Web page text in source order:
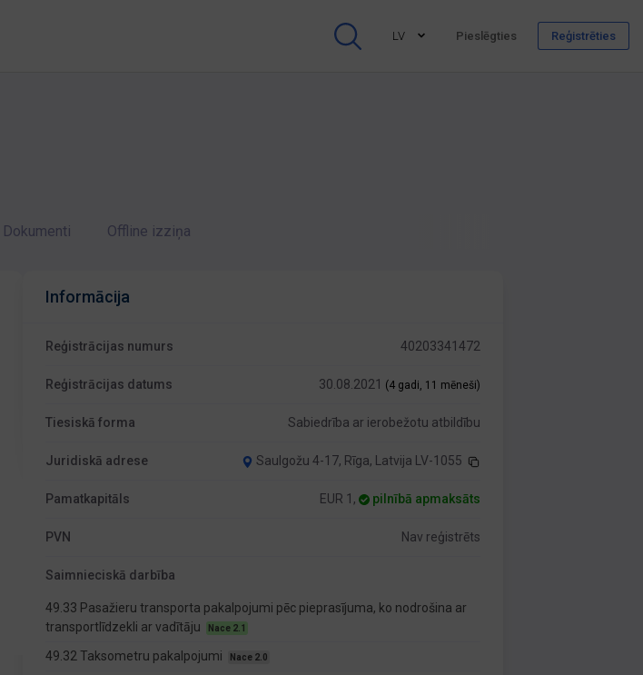
LV Pieslēgties Reģistrēties
Dokumenti Offline izziņa
Informācija
Reģistrācijas numurs 40203341472
Reģistrācijas datums 30.08.2021 (4 gadi, 11 mēneši)
Tiesiskā forma Sabiedrība ar ierobežotu atbildību
Juridiskā adrese Saulgožu 4-17, Rīga, Latvija LV-1055
Pamatkapitāls EUR 1, pilnībā apmaksāts
PVN Nav reģistrēts
Saimnieciskā darbība
49.33 Pasažieru transporta pakalpojumi pēc pieprasījuma, ko nodrošina ar
transportlīdzekli ar vadītāju
Nace 2.1
49.32 Taksometru pakalpojumi Nace 2.0